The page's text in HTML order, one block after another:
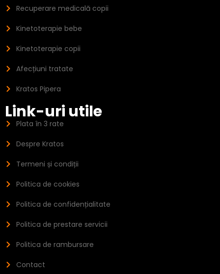
Recuperare medicală copii
Kinetoterapie bebe
Kinetoterapie copii
Afecțiuni tratate
Kratos Pipera
Link-uri utile
Plata în 3 rate
Despre Kratos
Termeni și condiții
Politica de cookies
Politica de confidențialitate
Politica de prestare servicii
Politica de rambursare
Contact